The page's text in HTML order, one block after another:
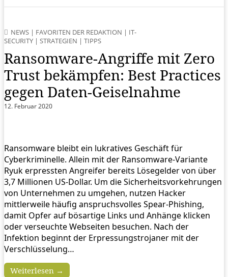
NEWS | FAVORITEN DER REDAKTION | IT-
SECURITY | STRATEGIEN | TIPPS
Ransomware-Angriffe mit Zero
Trust bekämpfen: Best Practices
gegen Daten-Geiselnahme
12. Februar 2020
Ransomware bleibt ein lukratives Geschäft für
Cyberkriminelle. Allein mit der Ransomware-Variante
Ryuk erpressten Angreifer bereits Lösegelder von über
3,7 Millionen US-Dollar. Um die Sicherheitsvorkehrungen
von Unternehmen zu umgehen, nutzen Hacker
mittlerweile häufig anspruchsvolles Spear-Phishing,
damit Opfer auf bösartige Links und Anhänge klicken
oder verseuchte Webseiten besuchen. Nach der
Infektion beginnt der Erpressungstrojaner mit der
Verschlüsselung…
Weiterlesen →